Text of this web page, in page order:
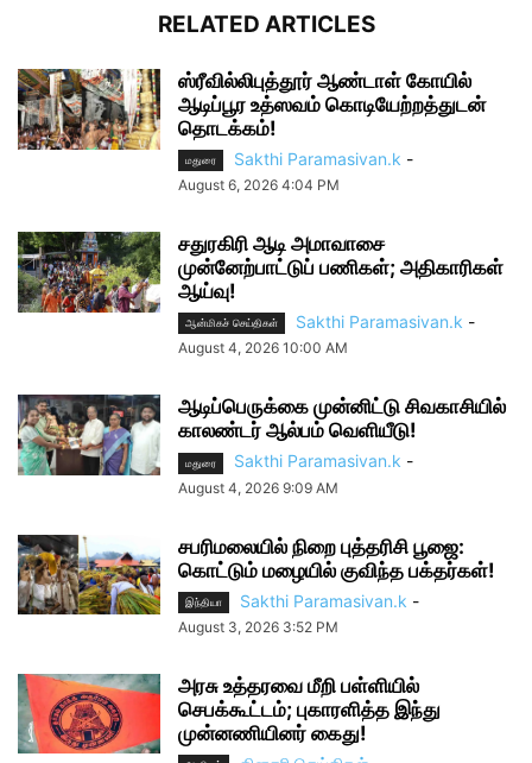
RELATED ARTICLES
ஸ்ரீவில்லிபுத்தூர் ஆண்டாள் கோயில்
ஆடிப்பூர உத்ஸவம் கொடியேற்றத்துடன்
தொடக்கம்!
மதுரை Sakthi Paramasivan.k -
August 6, 2026 4:04 PM
சதுரகிரி ஆடி அமாவாசை
முன்னேற்பாட்டுப் பணிகள்; அதிகாரிகள்
ஆய்வு!
ஆன்மிகச் செய்திகள் Sakthi Paramasivan.k -
August 4, 2026 10:00 AM
ஆடிப்பெருக்கை முன்னிட்டு சிவகாசியில்
காலண்டர் ஆல்பம் வெளியீடு!
மதுரை Sakthi Paramasivan.k -
August 4, 2026 9:09 AM
சபரிமலையில் நிறை புத்தரிசி பூஜை:
கொட்டும் மழையில் குவிந்த பக்தர்கள்!
இந்தியா Sakthi Paramasivan.k -
August 3, 2026 3:52 PM
அரசு உத்தரவை மீறி பள்ளியில்
செபக்கூட்டம்; புகாரளித்த இந்து
முன்னணியினர் கைது!